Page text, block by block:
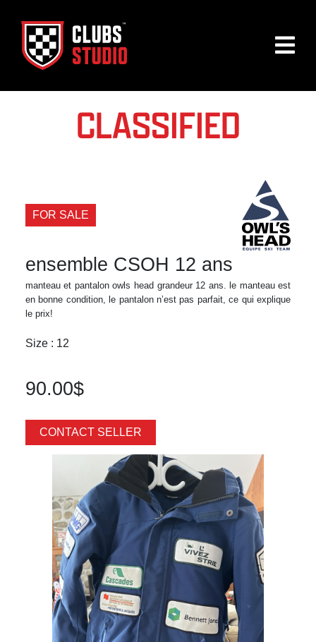
CLASSIFIED
FOR SALE
ensemble CSOH 12 ans
manteau et pantalon owls head grandeur 12 ans. le manteau est
en bonne condition, le pantalon n’est pas parfait, ce qui explique
le prix!
Size : 12
90.00$
CONTACT SELLER